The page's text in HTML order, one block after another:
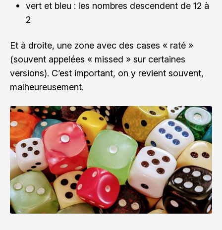
vert et bleu : les nombres descendent de 12 à
2
Et à droite, une zone avec des cases « raté »
(souvent appelées « missed » sur certaines
versions). C’est important, on y revient souvent,
malheureusement.